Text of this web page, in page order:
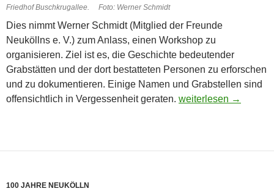
Friedhof Buschkrugallee. Foto: Werner Schmidt
Dies nimmt Werner Schmidt (Mitglied der Freunde
Neuköllns e. V.) zum Anlass, einen Workshop zu
organisieren. Ziel ist es, die Geschichte bedeutender
Grabstätten und der dort bestatteten Personen zu erforschen
und zu dokumentieren. Einige Namen und Grabstellen sind
offensichtlich in Vergessenheit geraten. Der Friedhof
weiterlesen →
100 JAHRE NEUKÖLLN